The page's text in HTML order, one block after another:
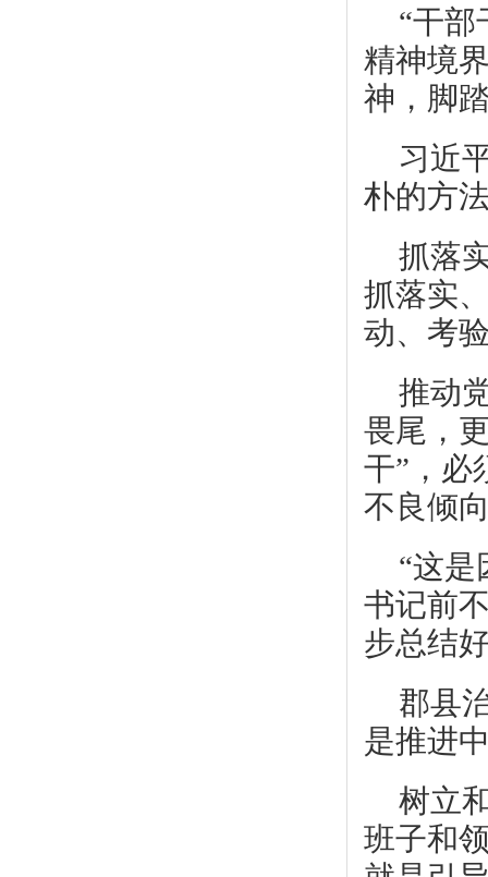
“干部
精神境
神，脚
习近
朴的方
抓落
抓落实
动、考
推动
畏尾，
干”，必
不良倾
“这是
书记前
步总结
郡县
是推进
树立
班子和